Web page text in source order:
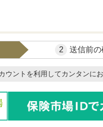
2 送信前
ウントを利用してカンタンに